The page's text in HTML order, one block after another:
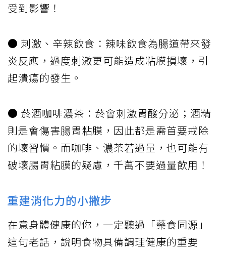
受到影響！
● 刺激、辛辣飲食：辣味飲食為腸道帶來發
炎反應，過度刺激更可能造成粘膜損壞，引
起潰瘍的發生。
● 菸酒咖啡濃茶：菸會刺激胃酸分泌；酒精
則是會傷害腸胃粘膜，因此都是需首要戒除
的壞習慣。而咖啡、濃茶若過量，也可能有
破壞腸胃粘膜的疑慮，千萬不要過量飲用！
重建消化力的小撇步
在意身體健康的你，一定聽過「藥食同源」
這句老話，說明食物具備調理健康的重要